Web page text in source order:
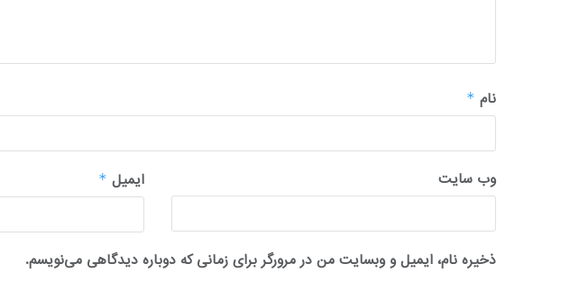
نام *
ایمیل * وب‌ سایت
ذخیره نام، ایمیل و وبسایت من در مرورگر برای زمانی که دوباره دیدگاهی می‌نویسم.